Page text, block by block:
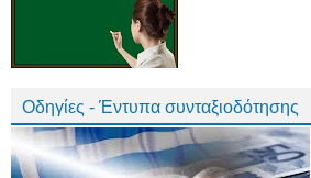
Οδηγίες - Έντυπα συνταξιοδότησης